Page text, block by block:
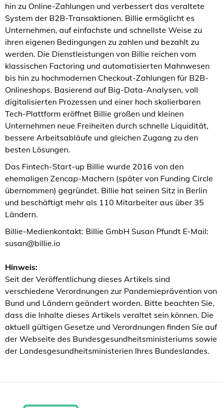
hin zu Online-Zahlungen und verbessert das veraltete
System der B2B-Transaktionen. Billie ermöglicht es
Unternehmen, auf einfachste und schnellste Weise zu
ihren eigenen Bedingungen zu zahlen und bezahlt zu
werden. Die Dienstleistungen von Billie reichen vom
klassischen Factoring und automatisierten Mahnwesen
bis hin zu hochmodernen Checkout-Zahlungen für B2B-
Onlineshops. Basierend auf Big-Data-Analysen, voll
digitalisierten Prozessen und einer hoch skalierbaren
Tech-Plattform eröffnet Billie großen und kleinen
Unternehmen neue Freiheiten durch schnelle Liquidität,
bessere Arbeitsabläufe und gleichen Zugang zu den
besten Lösungen.
Das Fintech-Start-up Billie wurde 2016 von den
ehemaligen Zencap-Machern (später von Funding Circle
übernommen) gegründet. Billie hat seinen Sitz in Berlin
und beschäftigt mehr als 110 Mitarbeiter aus über 35
Ländern.
Billie-Medienkontakt: Billie GmbH Susan Pfundt E-Mail:
susan@billie.io
Hinweis:
Seit der Veröffentlichung dieses Artikels sind
verschiedene Verordnungen zur Pandemieprävention von
Bund und Ländern geändert worden. Bitte beachten Sie,
dass die Inhalte dieses Artikels veraltet sein können. Die
aktuell gültigen Gesetze und Verordnungen finden Sie auf
der Webseite des Bundesgesundheitsministeriums sowie
der Landesgesundheitsministerien Ihres Bundeslandes.